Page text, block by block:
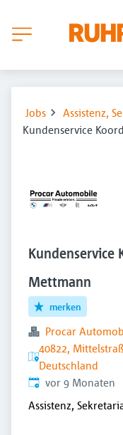
Jobs
Assistenz,
Kundenservice
Mettmann
merken
Procar
40822,
Deutschland
Veröffentlicht:
vor 9 Monaten
Assistenz,